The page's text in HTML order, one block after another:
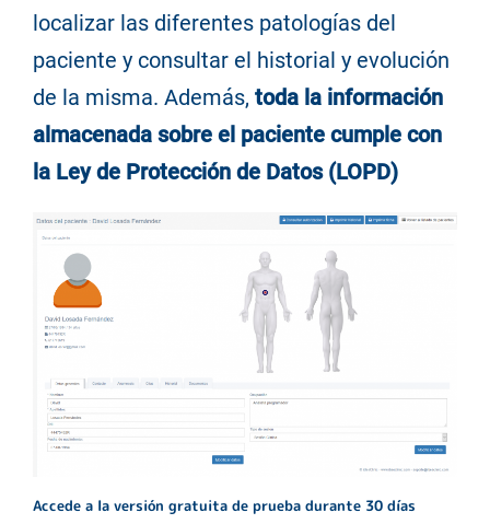
localizar las diferentes patologías del
paciente y consultar el historial y evolución
de la misma. Además, toda la información
almacenada sobre el paciente cumple con
la Ley de Protección de Datos (LOPD)
Accede a la versión gratuita de prueba durante 30 días